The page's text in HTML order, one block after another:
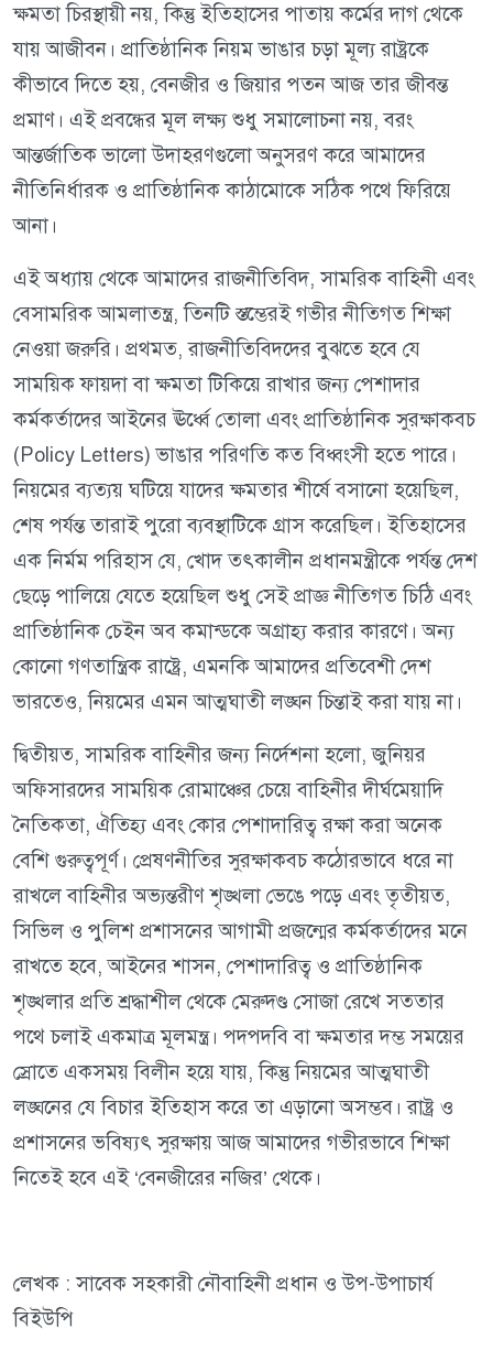
ক্ষমতা চিরস্থায়ী নয়, কিন্তু ইতিহাসের পাতায় কর্মের দাগ থেকে
যায় আজীবন। প্রাতিষ্ঠানিক নিয়ম ভাঙার চড়া মূল্য রাষ্ট্রকে
কীভাবে দিতে হয়, বেনজীর ও জিয়ার পতন আজ তার জীবন্ত
প্রমাণ। এই প্রবন্ধের মূল লক্ষ্য শুধু সমালোচনা নয়, বরং
আন্তর্জাতিক ভালো উদাহরণগুলো অনুসরণ করে আমাদের
নীতিনির্ধারক ও প্রাতিষ্ঠানিক কাঠামোকে সঠিক পথে ফিরিয়ে
আনা।
এই অধ্যায় থেকে আমাদের রাজনীতিবিদ, সামরিক বাহিনী এবং
বেসামরিক আমলাতন্ত্র, তিনটি স্তম্ভেরই গভীর নীতিগত শিক্ষা
নেওয়া জরুরি। প্রথমত, রাজনীতিবিদদের বুঝতে হবে যে
সাময়িক ফায়দা বা ক্ষমতা টিকিয়ে রাখার জন্য পেশাদার
কর্মকর্তাদের আইনের ঊর্ধ্বে তোলা এবং প্রাতিষ্ঠানিক সুরক্ষাকবচ
(Policy Letters) ভাঙার পরিণতি কত বিধ্বংসী হতে পারে।
নিয়মের ব্যত্যয় ঘটিয়ে যাদের ক্ষমতার শীর্ষে বসানো হয়েছিল,
শেষ পর্যন্ত তারাই পুরো ব্যবস্থাটিকে গ্রাস করেছিল। ইতিহাসের
এক নির্মম পরিহাস যে, খোদ তৎকালীন প্রধানমন্ত্রীকে পর্যন্ত দেশ
ছেড়ে পালিয়ে যেতে হয়েছিল শুধু সেই প্রাজ্ঞ নীতিগত চিঠি এবং
প্রাতিষ্ঠানিক চেইন অব কমান্ডকে অগ্রাহ্য করার কারণে। অন্য
কোনো গণতান্ত্রিক রাষ্ট্রে, এমনকি আমাদের প্রতিবেশী দেশ
ভারতেও, নিয়মের এমন আত্মঘাতী লঙ্ঘন চিন্তাই করা যায় না।
দ্বিতীয়ত, সামরিক বাহিনীর জন্য নির্দেশনা হলো, জুনিয়র
অফিসারদের সাময়িক রোমাঞ্চের চেয়ে বাহিনীর দীর্ঘমেয়াদি
নৈতিকতা, ঐতিহ্য এবং কোর পেশাদারিত্ব রক্ষা করা অনেক
বেশি গুরুত্বপূর্ণ। প্রেষণনীতির সুরক্ষাকবচ কঠোরভাবে ধরে না
রাখলে বাহিনীর অভ্যন্তরীণ শৃঙ্খলা ভেঙে পড়ে এবং তৃতীয়ত,
সিভিল ও পুলিশ প্রশাসনের আগামী প্রজন্মের কর্মকর্তাদের মনে
রাখতে হবে, আইনের শাসন, পেশাদারিত্ব ও প্রাতিষ্ঠানিক
শৃঙ্খলার প্রতি শ্রদ্ধাশীল থেকে মেরুদণ্ড সোজা রেখে সততার
পথে চলাই একমাত্র মূলমন্ত্র। পদপদবি বা ক্ষমতার দম্ভ সময়ের
স্রোতে একসময় বিলীন হয়ে যায়, কিন্তু নিয়মের আত্মঘাতী
লঙ্ঘনের যে বিচার ইতিহাস করে তা এড়ানো অসম্ভব। রাষ্ট্র ও
প্রশাসনের ভবিষ্যৎ সুরক্ষায় আজ আমাদের গভীরভাবে শিক্ষা
নিতেই হবে এই ‘বেনজীরের নজির’ থেকে।
লেখক : সাবেক সহকারী নৌবাহিনী প্রধান ও উপ-উপাচার্য
বিইউপি